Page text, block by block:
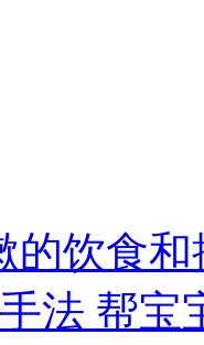
的饮食和
法 帮宝